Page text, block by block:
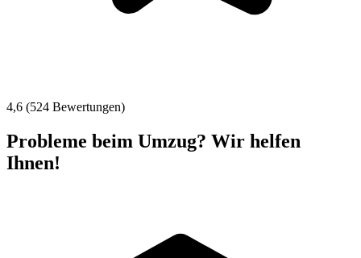
4,6 (524 Bewertungen)
Probleme beim Umzug? Wir helfen
Ihnen!